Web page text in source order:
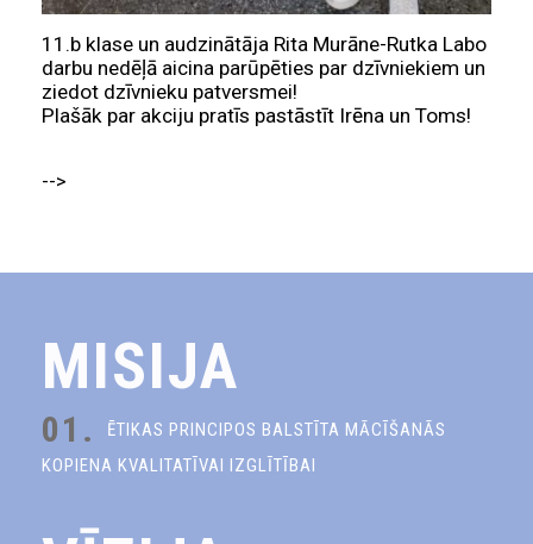
11.b klase un audzinātāja Rita Murāne-Rutka Labo
darbu nedēļā aicina parūpēties par dzīvniekiem un
ziedot dzīvnieku patversmei!
Plašāk par akciju pratīs pastāstīt Irēna un Toms!
-->
MISIJA
01.
ĒTIKAS PRINCIPOS BALSTĪTA MĀCĪŠANĀS
KOPIENA KVALITATĪVAI IZGLĪTĪBAI